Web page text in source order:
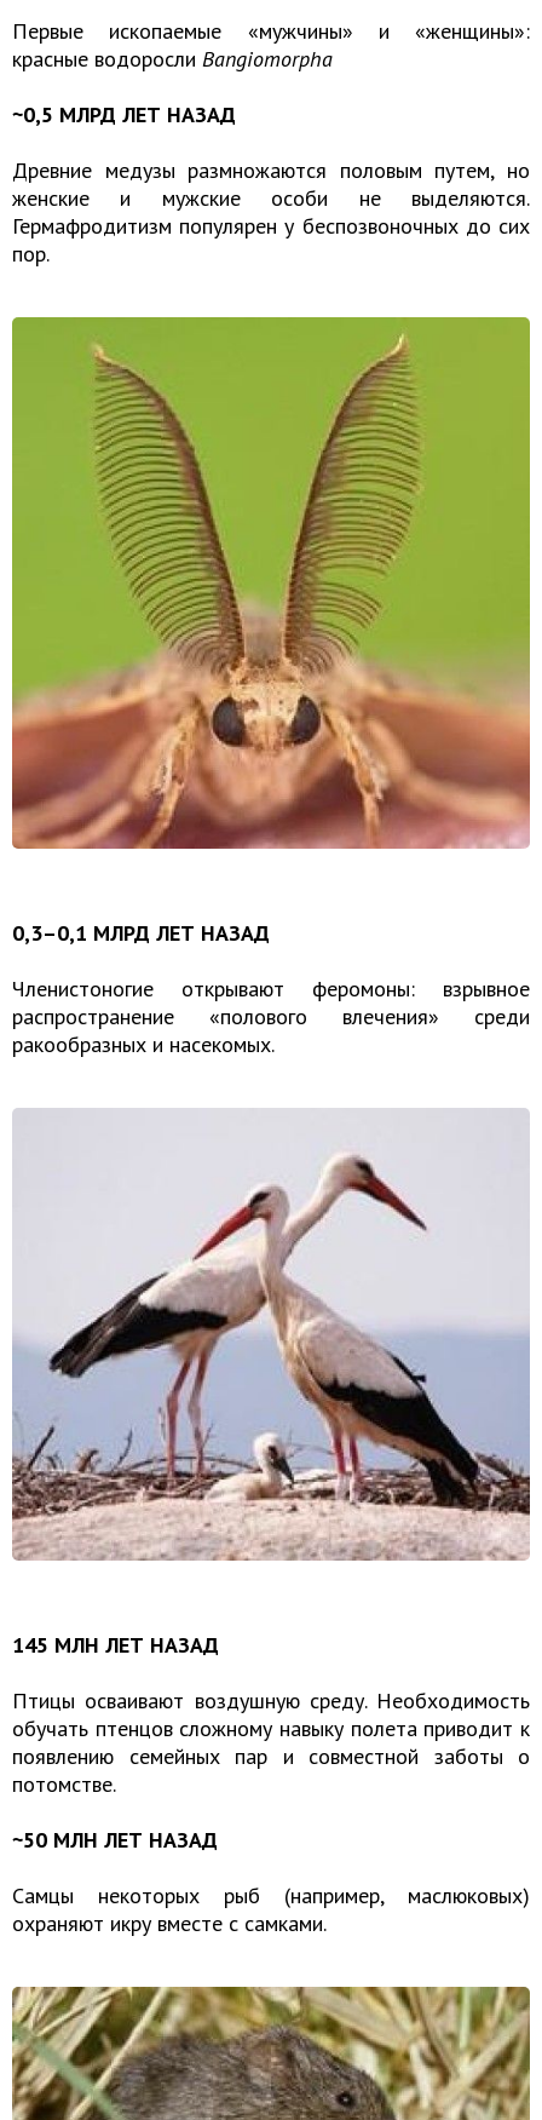
Первые ископаемые «мужчины» и «женщины»:
красные водоросли Bangiomorpha
~0,5 МЛРД ЛЕТ НАЗАД
Древние медузы размножаются половым путем, но
женские и мужские особи не выделяются.
Гермафродитизм популярен у беспозвоночных до сих
пор.
0,3–0,1 МЛРД ЛЕТ НАЗАД
Членистоногие открывают феромоны: взрывное
распространение «полового влечения» среди
ракообразных и насекомых.
145 МЛН ЛЕТ НАЗАД
Птицы осваивают воздушную среду. Необходимость
обучать птенцов сложному навыку полета приводит к
появлению семейных пар и совместной заботы о
потомстве.
~50 МЛН ЛЕТ НАЗАД
Самцы некоторых рыб (например, маслюковых)
охраняют икру вместе с самками.